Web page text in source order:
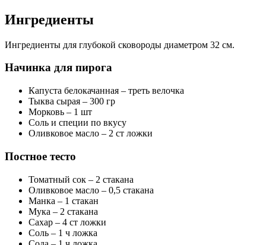
Ингредиенты
Ингредиенты для глубокой сковороды диаметром 32 см.
Начинка для пирога
Капуста белокачанная – треть велочка
Тыква сырая – 300 гр
Морковь – 1 шт
Соль и специи по вкусу
Оливковое масло – 2 ст ложки
Постное тесто
Томатный сок – 2 стакана
Оливковое масло – 0,5 стакана
Манка – 1 стакан
Мука – 2 стакана
Сахар – 4 ст ложки
Соль – 1 ч ложка